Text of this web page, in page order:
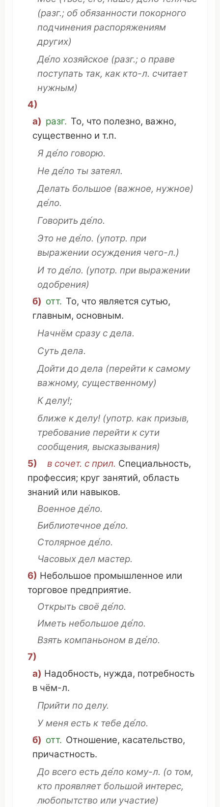
(разг.; об обязанности покорного
подчинения распоряжениям
других)
Де́ло хозяйское (разг.; о праве
поступать так, как кто-л. считает
нужным)
4)
а) разг. То, что полезно, важно,
существенно и т.п.
Я де́ло говорю.
Не де́ло ты затеял.
Делать большое (важное, нужное)
де́ло.
Говорить де́ло.
Это не де́ло. (употр. при
выражении осуждения чего-л.)
И то де́ло. (употр. при выражении
одобрения)
б) отт. То, что является сутью,
главным, основным.
Начнём сразус дела.
Суть дела.
Дойтидо дела (перейти к самому
важному, существенному)
К делу!;
ближе к делу! (употр. как призыв,
требование перейти к сути
сообщения, высказывания)
5)
в сочет. с прил. Специальность,
профессия; круг занятий, область
знаний или навыков.
Военное де́ло.
Библиотечное де́ло.
Столярное де́ло.
Часовыхдел мастер.
6) Небольшое промышленное или
торговое предприятие.
Открыть своё де́ло.
Иметь небольшое де́ло.
Взять компаньоном в де́ло.
7)
а) Надобность, нужда, потребность
в чём-л.
Прийти по делу.
У меня есть к тебе де́ло.
б) отт. Отношение, касательство,
причастность.
До всего есть де́ло кому-л. (о том,
кто проявляет большой интерес,
любопытство или участие)